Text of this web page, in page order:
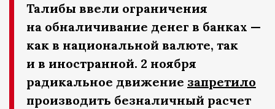
Талибы ввели ограничения
на обналичивание денег в банках —
как в национальной валюте, так
и в иностранной. 2 ноября
радикальное движение запретило
производить безналичный расчет